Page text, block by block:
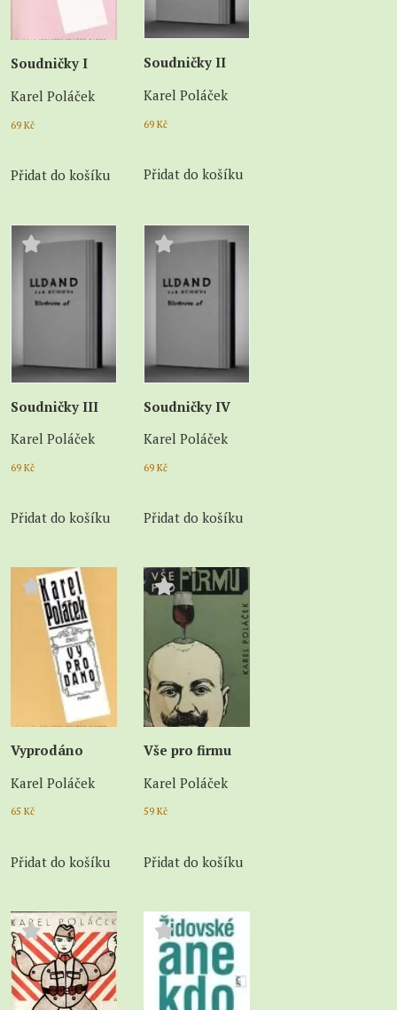
Soudničky I
Karel Poláček
69 Kč
Přidat do košíku
Soudničky II
Karel Poláček
69 Kč
Přidat do košíku
Soudničky III
Karel Poláček
69 Kč
Přidat do košíku
Soudničky IV
Karel Poláček
69 Kč
Přidat do košíku
Vyprodáno
Karel Poláček
65 Kč
Přidat do košíku
Vše pro firmu
Karel Poláček
59 Kč
Přidat do košíku